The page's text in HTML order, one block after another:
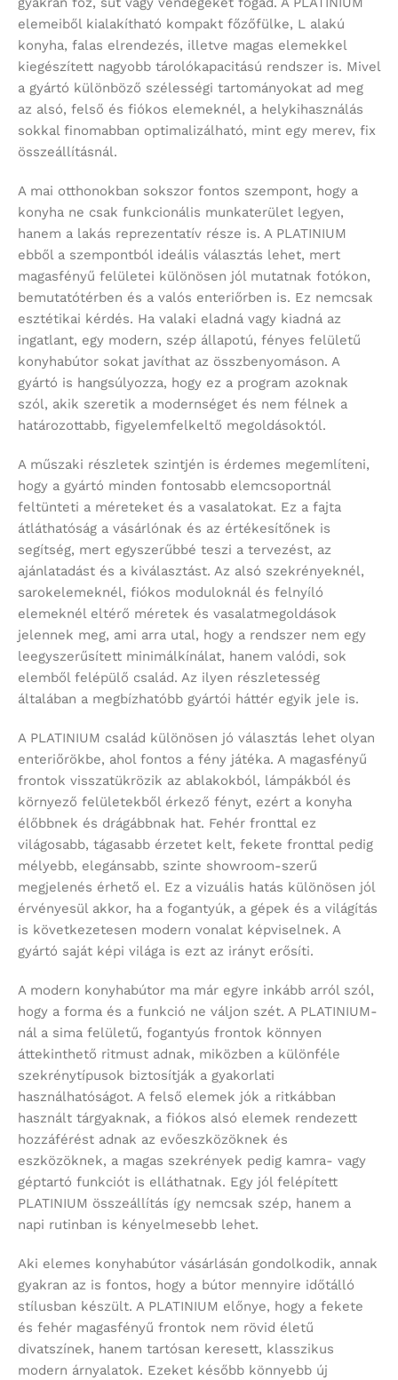
elemeiből kialakítható kompakt főzőfülke, L alakú
konyha, falas elrendezés, illetve magas elemekkel
kiegészített nagyobb tárolókapacitású rendszer is. Mivel
a gyártó különböző szélességi tartományokat ad meg
az alsó, felső és fiókos elemeknél, a helykihasználás
sokkal finomabban optimalizálható, mint egy merev, fix
összeállításnál.
A mai otthonokban sokszor fontos szempont, hogy a
konyha ne csak funkcionális munkaterület legyen,
hanem a lakás reprezentatív része is. A PLATINIUM
ebből a szempontból ideális választás lehet, mert
magasfényű felületei különösen jól mutatnak fotókon,
bemutatótérben és a valós enteriőrben is. Ez nemcsak
esztétikai kérdés. Ha valaki eladná vagy kiadná az
ingatlant, egy modern, szép állapotú, fényes felületű
konyhabútor sokat javíthat az összbenyomáson. A
gyártó is hangsúlyozza, hogy ez a program azoknak
szól, akik szeretik a modernséget és nem félnek a
határozottabb, figyelemfelkeltő megoldásoktól.
A műszaki részletek szintjén is érdemes megemlíteni,
hogy a gyártó minden fontosabb elemcsoportnál
feltünteti a méreteket és a vasalatokat. Ez a fajta
átláthatóság a vásárlónak és az értékesítőnek is
segítség, mert egyszerűbbé teszi a tervezést, az
ajánlatadást és a kiválasztást. Az alsó szekrényeknél,
sarokelemeknél, fiókos moduloknál és felnyíló
elemeknél eltérő méretek és vasalatmegoldások
jelennek meg, ami arra utal, hogy a rendszer nem egy
leegyszerűsített minimálkínálat, hanem valódi, sok
elemből felépülő család. Az ilyen részletesség
általában a megbízhatóbb gyártói háttér egyik jele is.
A PLATINIUM család különösen jó választás lehet olyan
enteriőrökbe, ahol fontos a fény játéka. A magasfényű
frontok visszatükrözik az ablakokból, lámpákból és
környező felületekből érkező fényt, ezért a konyha
élőbbnek és drágábbnak hat. Fehér fronttal ez
világosabb, tágasabb érzetet kelt, fekete fronttal pedig
mélyebb, elegánsabb, szinte showroom-szerű
megjelenés érhető el. Ez a vizuális hatás különösen jól
érvényesül akkor, ha a fogantyúk, a gépek és a világítás
is következetesen modern vonalat képviselnek. A
gyártó saját képi világa is ezt az irányt erősíti.
A modern konyhabútor ma már egyre inkább arról szól,
hogy a forma és a funkció ne váljon szét. A PLATINIUM-
nál a sima felületű, fogantyús frontok könnyen
áttekinthető ritmust adnak, miközben a különféle
szekrénytípusok biztosítják a gyakorlati
használhatóságot. A felső elemek jók a ritkábban
használt tárgyaknak, a fiókos alsó elemek rendezett
hozzáférést adnak az evőeszközöknek és
eszközöknek, a magas szekrények pedig kamra- vagy
géptartó funkciót is elláthatnak. Egy jól felépített
PLATINIUM összeállítás így nemcsak szép, hanem a
napi rutinban is kényelmesebb lehet.
Aki elemes konyhabútor vásárlásán gondolkodik, annak
gyakran az is fontos, hogy a bútor mennyire időtálló
stílusban készült. A PLATINIUM előnye, hogy a fekete
és fehér magasfényű frontok nem rövid életű
divatszínek, hanem tartósan keresett, klasszikus
modern árnyalatok. Ezeket később könnyebb új